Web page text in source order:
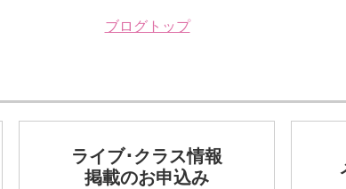
ブログトップ
ライブ･クラス情報
掲載のお申込み